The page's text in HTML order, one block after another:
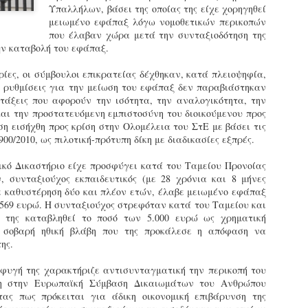
Υπαλλήλων, βάσει της οποίας της είχε χορηγηθεί
μειωμένο εφάπαξ λόγω νομοθετικών περικοπών
που έλαβαν χώρα μετά την συνταξιοδότηση της
καταβολή του εφάπαξ.
οι σύμβουλοι επικρατείας δέχθηκαν, κατά πλειοψηφία,
ρυθμίσεις για την μείωση του εφάπαξ δεν παραβιάστηκαν
που αφορούν την ισότητα, την αναλογικότητα, την
την προστατευόμενη εμπιστοσύνη του διοικούμενου προς
εισήχθη προς κρίση στην Ολομέλεια του ΣτΕ με βάσει τις
2010, ως πιλοτική-πρότυπη δίκη με διαδικασίες εξπρές.
Δικαστήριο είχε προσφύγει κατά του Ταμείου Προνοίας
εκπαιδευτικός (με 28 χρόνια και 8 μήνες
δύο και πλέον ετών, έλαβε μειωμένο εφάπαξ
ευρώ. Η συνταξιούχος στρεφόταν κατά του Ταμείου και
της καταβληθεί το ποσό των 5.000 ευρώ ως χρηματική
σοβαρή ηθική βλάβη που της προκάλεσε η απόφαση να
της χαρακτήριζε αντισυνταγματική την περικοπή του
στην Ευρωπαϊκή Σύμβαση Δικαιωμάτων του Ανθρώπου
πως πρόκειται για άδικη οικονομική επιβάρυνση της
εκπαιδευμένους
ήδη ολοκληρώσει την
είναι έτοιμοι να
ολοκαίνουργια
τις περιπολίες και τις
στελεχών της υπηρεσίας.
JUN
Απολογισμός των
ελέγχων σε ιδιοκτήτες
JUN
Δημοτική Αστυνομία
Θεσσαλονίκης: Ένταση